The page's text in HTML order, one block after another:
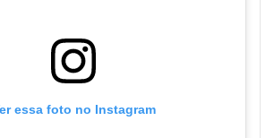
essa foto no Instagram